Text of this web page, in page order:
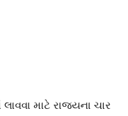
માટે રાજ્યના ચાર